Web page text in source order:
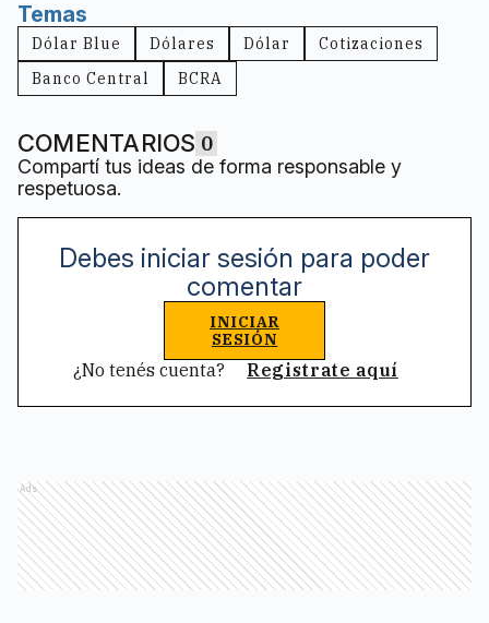
Temas
Dólar Blue Dólares Dólar
Cotizaciones
Banco Central
BCRA
COMENTARIOS 0
Compartí tus ideas de forma responsable y
respetuosa.
Debes iniciar sesión para poder
comentar
INICIAR
SESIÓN
¿No tenés cuenta? Registrate aquí
Ads